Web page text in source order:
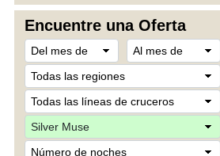
Encuentre una Oferta